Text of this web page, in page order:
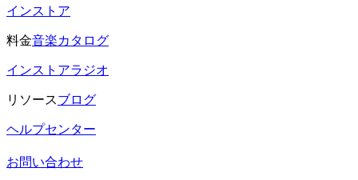
インストア
料金音楽カタログ
インストアラジオ
リソースブログ
ヘルプセンター
お問い合わせ